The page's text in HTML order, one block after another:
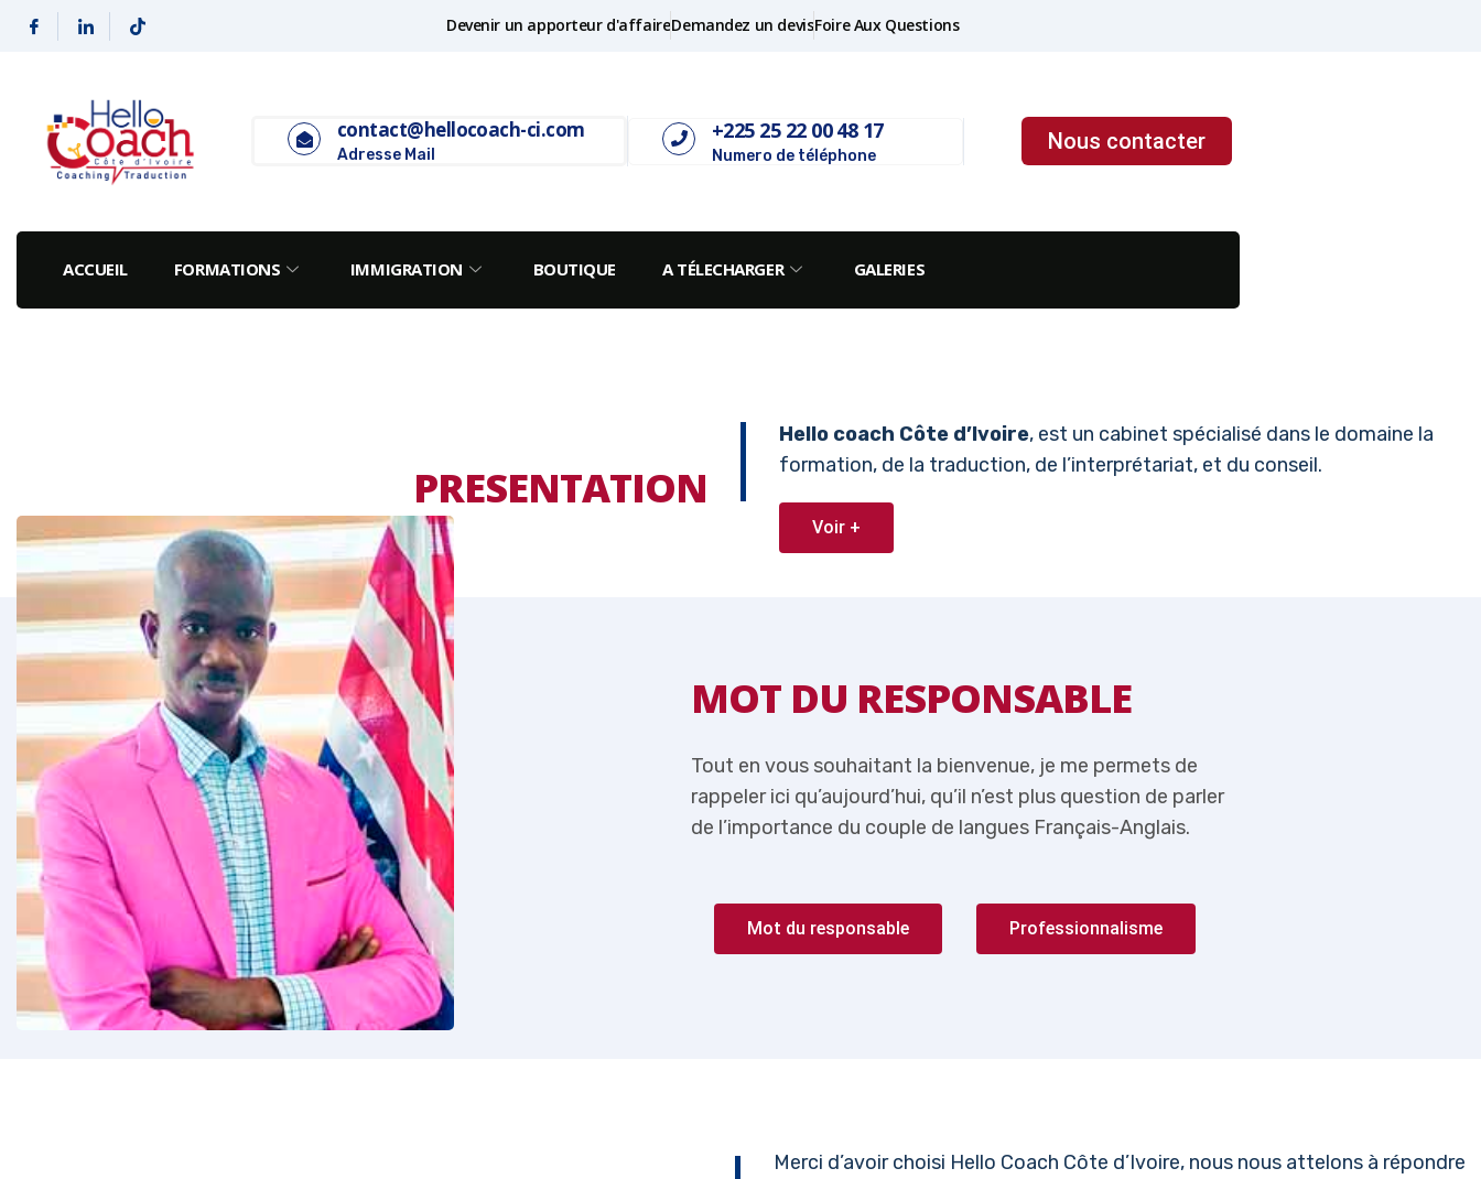
Devenir un apporteur d'affaireDemandez un devisFoire Aux Questions
contact@hellocoach-ci.com
Adresse Mail
+225 25 22 00 48 17
Numero de téléphone
Nous contacter
ACCUEIL FORMATIONS IMMIGRATION BOUTIQUE A TÉLECHARGER GALERIES
PRESENTATION
Hello coach Côte d’Ivoire, est un cabinet spécialisé dans le domaine la
formation, de la traduction, de l’interprétariat, et du conseil.
Voir +
de
de parler
Anglais.
MOT DU RESPONSABLE
Tout en vous souhaitant la bienvenue, je me permets de
rappeler ici qu’aujourd’hui, qu’il n’est plus question de parler
de l’importance du couple de langues Français-Anglais.
MOT DU RESPONSABLE
Tout en vous souhaitant la bienvenue, je me permets de
rappeler ici qu’aujourd’hui, qu’il n’est plus question de parler
de l’importance du couple de langues Français-Anglais.
Mot du responsable Professionnalisme
Merci d’avoir choisi Hello Coach Côte d’Ivoire, nous nous attelons à répondre